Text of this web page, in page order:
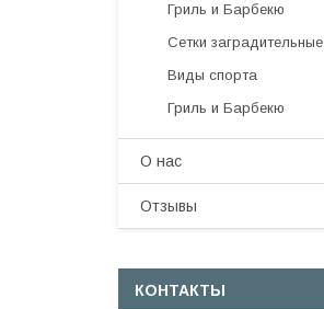
Гриль и Барбекю
Сетки заградительные
Виды спорта
Гриль и Барбекю
О нас
Отзывы
КОНТАКТЫ